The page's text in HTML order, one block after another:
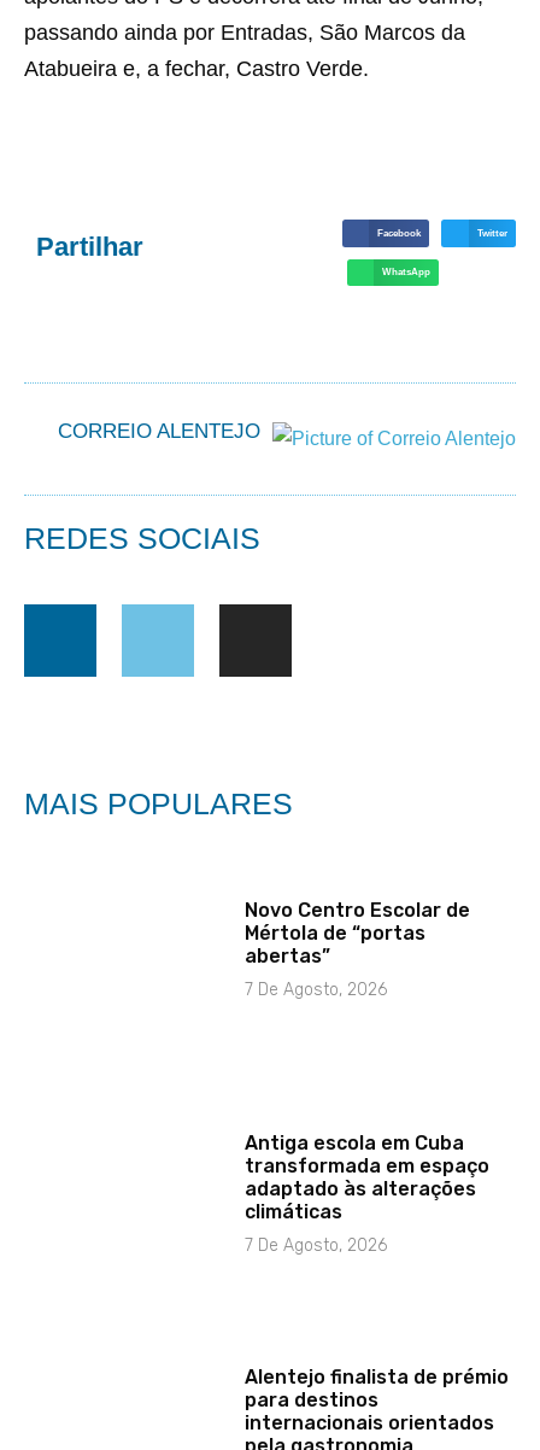
passando ainda por Entradas, São Marcos da
Atabueira e, a fechar, Castro Verde.
Partilhar Facebook Twitter
WhatsApp
CORREIO ALENTEJO
REDES SOCIAIS
MAIS POPULARES
Novo Centro Escolar de
Mértola de “portas
abertas”
7 De Agosto, 2026
Antiga escola em Cuba
transformada em espaço
adaptado às alterações
climáticas
7 De Agosto, 2026
Alentejo finalista de prémio
para destinos
internacionais orientados
pela gastronomia